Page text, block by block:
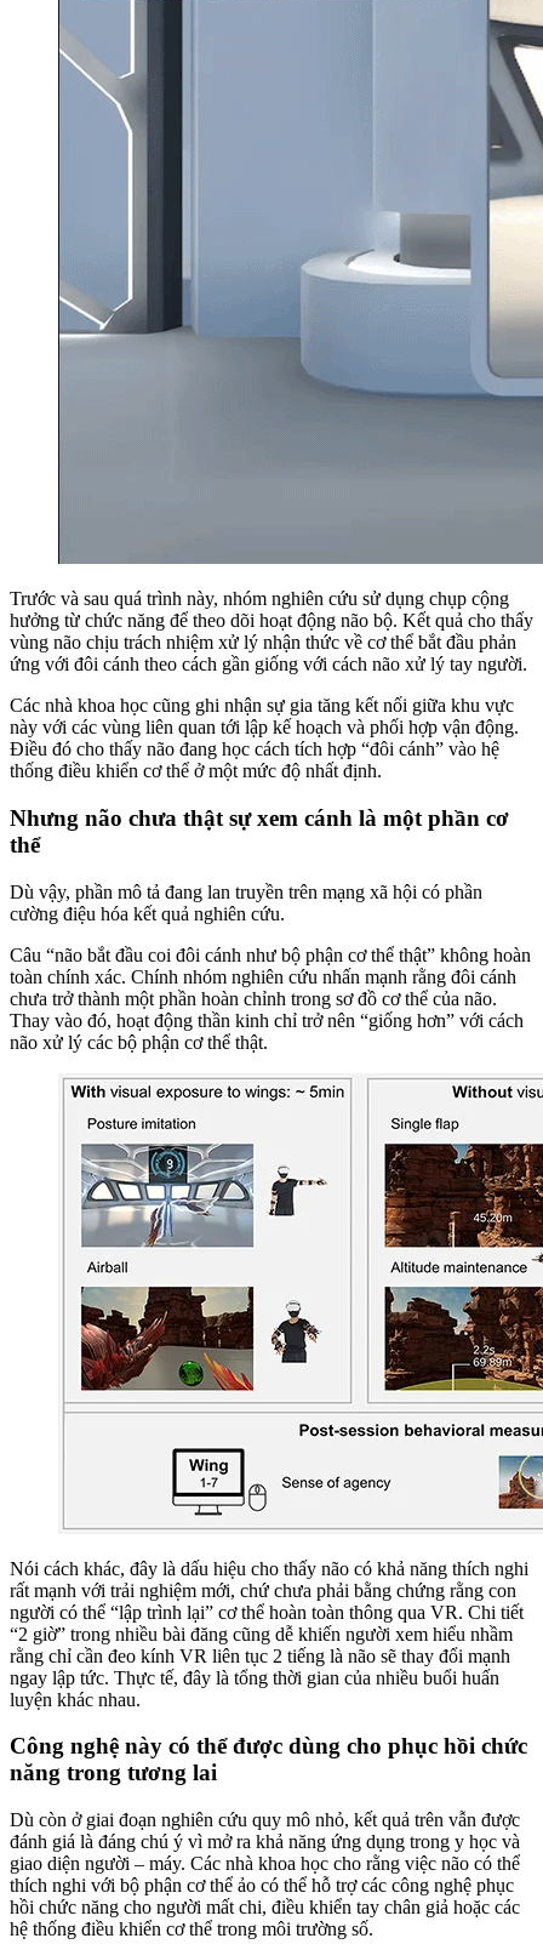
Trước và sau quá trình này, nhóm nghiên cứu sử dụng chụp cộng
hưởng từ chức năng để theo dõi hoạt động não bộ. Kết quả cho thấy
vùng não chịu trách nhiệm xử lý nhận thức về cơ thể bắt đầu phản
ứng với đôi cánh theo cách gần giống với cách não xử lý tay người.
Các nhà khoa học cũng ghi nhận sự gia tăng kết nối giữa khu vực
này với các vùng liên quan tới lập kế hoạch và phối hợp vận động.
Điều đó cho thấy não đang học cách tích hợp “đôi cánh” vào hệ
thống điều khiển cơ thể ở một mức độ nhất định.
Nhưng não chưa thật sự xem cánh là một phần cơ
thể
Dù vậy, phần mô tả đang lan truyền trên mạng xã hội có phần
cường điệu hóa kết quả nghiên cứu.
Câu “não bắt đầu coi đôi cánh như bộ phận cơ thể thật” không hoàn
toàn chính xác. Chính nhóm nghiên cứu nhấn mạnh rằng đôi cánh
chưa trở thành một phần hoàn chỉnh trong sơ đồ cơ thể của não.
Thay vào đó, hoạt động thần kinh chỉ trở nên “giống hơn” với cách
não xử lý các bộ phận cơ thể thật.
Nói cách khác, đây là dấu hiệu cho thấy não có khả năng thích nghi
rất mạnh với trải nghiệm mới, chứ chưa phải bằng chứng rằng con
người có thể “lập trình lại” cơ thể hoàn toàn thông qua VR. Chi tiết
“2 giờ” trong nhiều bài đăng cũng dễ khiến người xem hiểu nhầm
rằng chỉ cần đeo kính VR liên tục 2 tiếng là não sẽ thay đổi mạnh
ngay lập tức. Thực tế, đây là tổng thời gian của nhiều buổi huấn
luyện khác nhau.
Công nghệ này có thể được dùng cho phục hồi chức
năng trong tương lai
Dù còn ở giai đoạn nghiên cứu quy mô nhỏ, kết quả trên vẫn được
đánh giá là đáng chú ý vì mở ra khả năng ứng dụng trong y học và
giao diện người – máy. Các nhà khoa học cho rằng việc não có thể
thích nghi với bộ phận cơ thể ảo có thể hỗ trợ các công nghệ phục
hồi chức năng cho người mất chi, điều khiển tay chân giả hoặc các
hệ thống điều khiển cơ thể trong môi trường số.